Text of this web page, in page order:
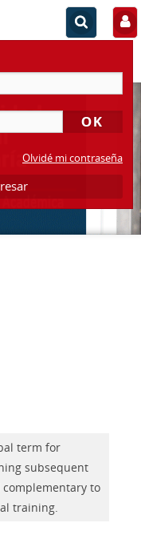
Olvidé mi contraseña
term for
subsequent
complementary to
training.